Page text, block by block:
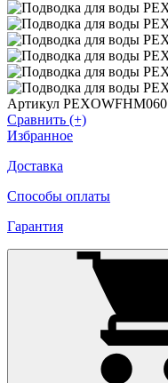
Артикул PEXOWFHM060
Сравнить (+)
Избранное
Доставка
Способы оплаты
Гарантия